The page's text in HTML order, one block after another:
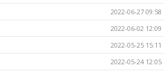
2022-06-27 09:58
2022-06-02 12:09
2022-05-25 15:11
2022-05-24 12:05